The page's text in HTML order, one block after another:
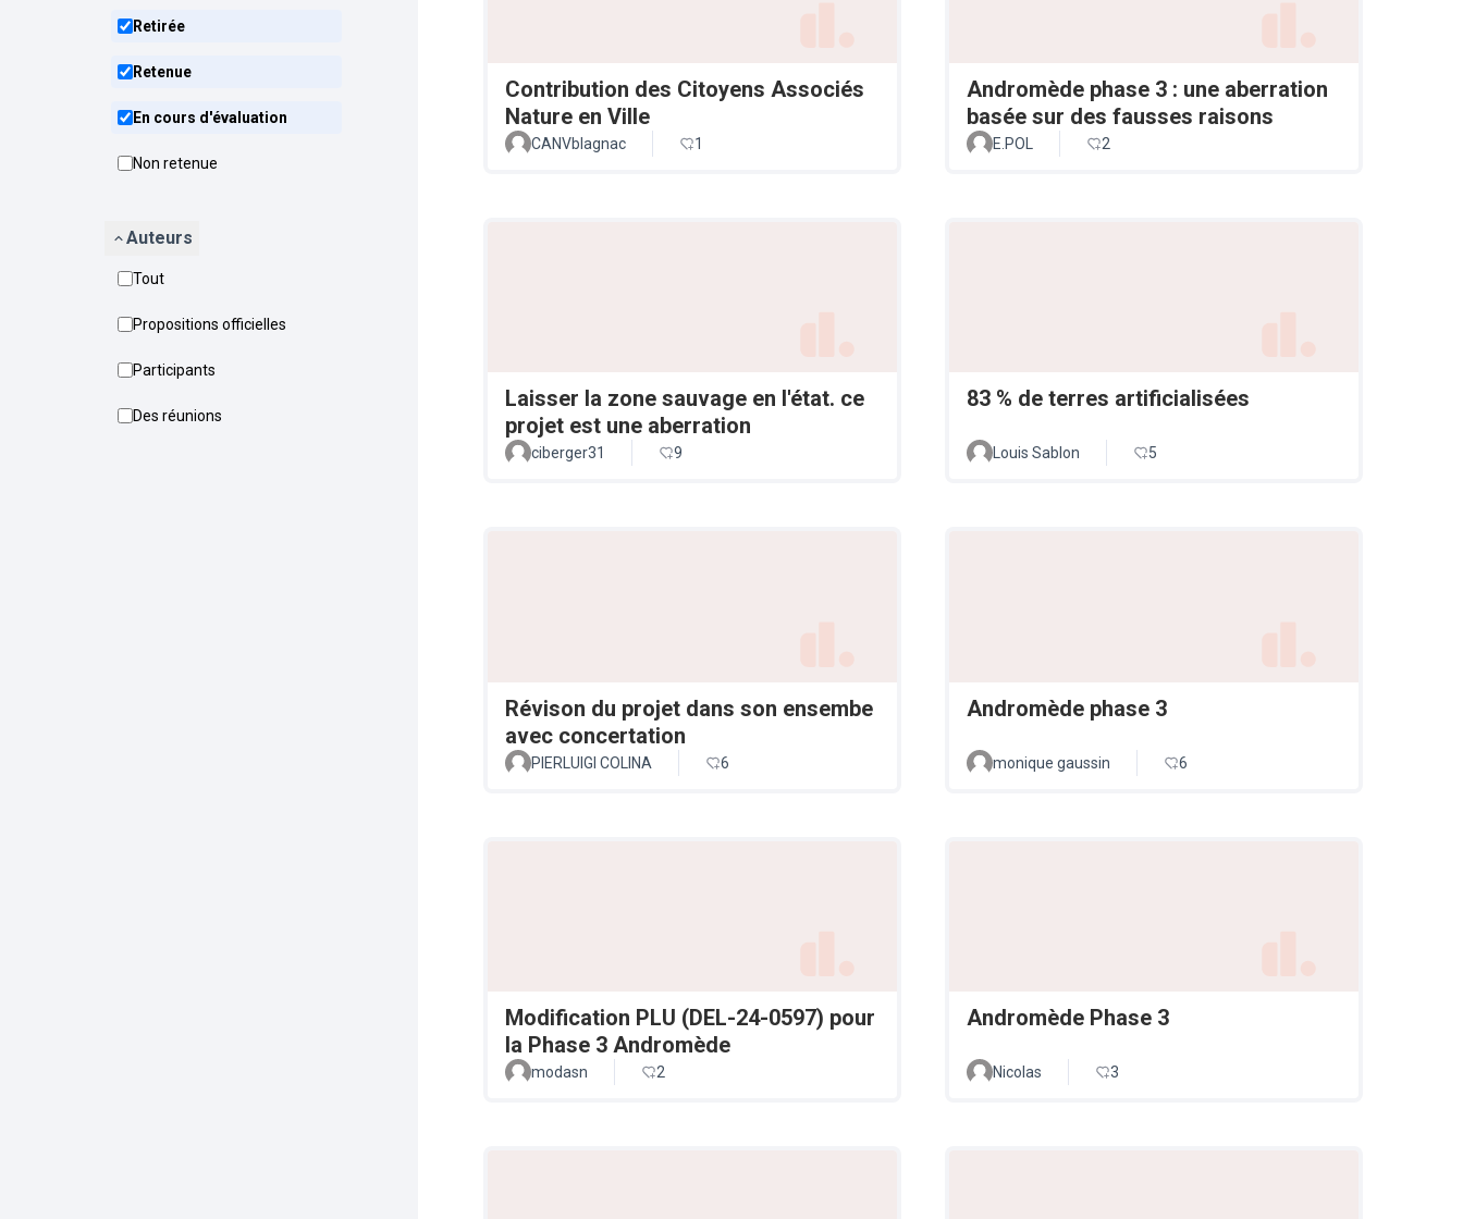
Retirée
Retenue
En cours d'évaluation
Non retenue
Auteurs
Tout
Propositions officielles
Participants
Des réunions
Contribution des Citoyens Associés
Nature en Ville
CANVblagnac 1
Andromède phase 3 : une aberration
basée sur des fausses raisons
E.POL 2
Laisser la zone sauvage en l'état. ce
projet est une aberration
ciberger31 9
83 % de terres artificialisées
Louis Sablon 5
Révison du projet dans son ensembe
avec concertation
PIERLUIGI COLINA 6
Andromède phase 3
monique gaussin 6
Modification PLU (DEL-24-0597) pour
la Phase 3 Andromède
modasn 2
Andromède Phase 3
Nicolas 3